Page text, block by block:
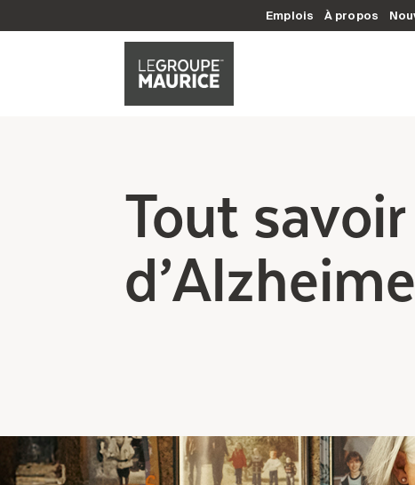
Emplois À propos
Tout